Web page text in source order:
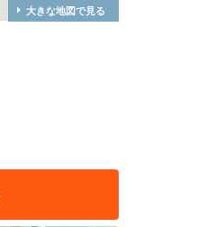
大きな地図で見る